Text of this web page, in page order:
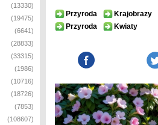
(13330)
(19475)
(6641)
(28833)
(33315)
(1986)
(10716)
(18726)
(7853)
(108607)
Przyroda Krajobrazy
Przyroda
Kwiaty